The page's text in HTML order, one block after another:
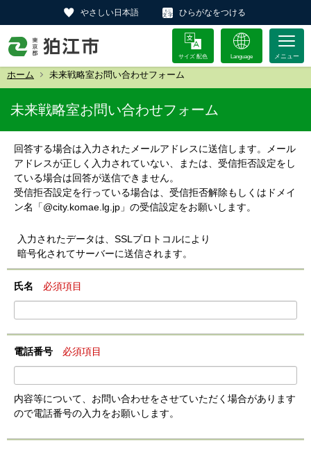
やさしい日本語 ひらがなをつける
サイズ 配色 Language
ホーム 未来戦略室お問い合わせフォーム
未来戦略室お問い合わせフォーム
回答する場合は入力されたメールアドレスに送信します。メール
アドレスが正しく入力されていない、または、受信拒否設定をし
ている場合は回答が送信できません。
受信拒否設定を行っている場合は、受信拒否解除もしくはドメイ
ン名「@city.komae.lg.jp」の受信設定をお願いします。
入力されたデータは、SSLプロトコルにより
暗号化されてサーバーに送信されます。
氏名 必須項目
電話番号 必須項目
内容等について、お問い合わせをさせていただく場合があります
ので電話番号の入力をお願いします。